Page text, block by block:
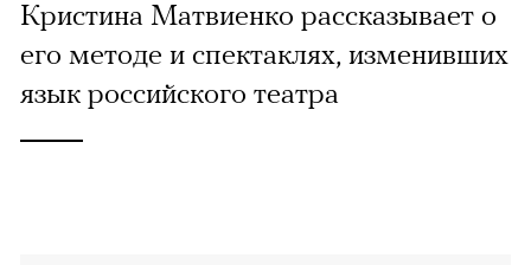
Кристина Матвиенко рассказывает о
его методе и спектаклях, изменивших
язык российского театра